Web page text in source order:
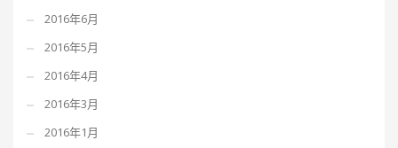
2016年6月
2016年5月
2016年4月
2016年3月
2016年1月